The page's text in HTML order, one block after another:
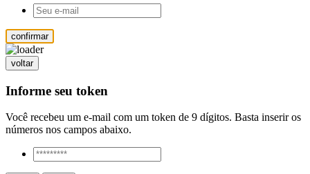
confirmar
voltar
Informe seu token
Você recebeu um e-mail com um token de 9 dígitos. Basta inserir os
números nos campos abaixo.